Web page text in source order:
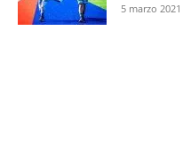
5 marzo 2021